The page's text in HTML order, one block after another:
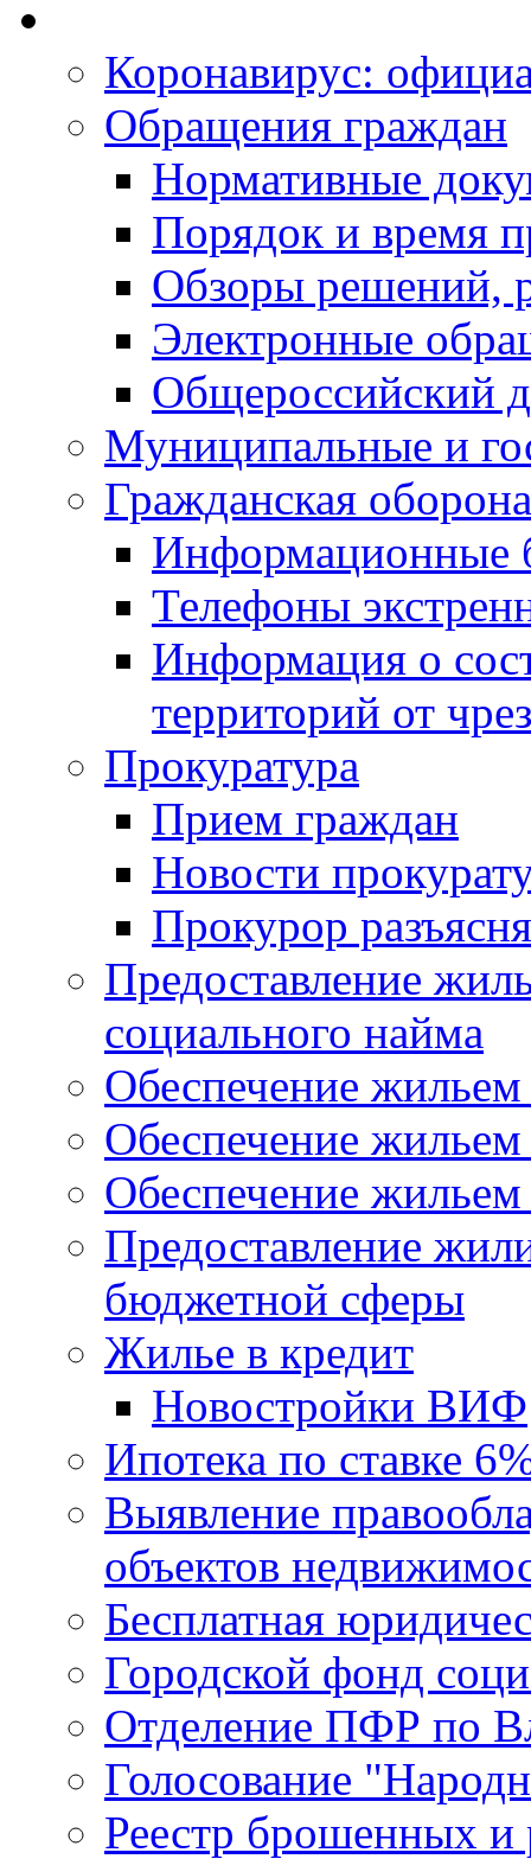
Коронавирус:
Обращения граждан
Нормативные
Порядок и время
Обзоры решений,
Электронные
Общероссийский
Муниципальные и
Гражданская
Информационные
Телефоны
Информация о
территорий от
Прокуратура
Прием граждан
Новости
Прокурор
Предоставление
социального найма
Обеспечение
Обеспечение
Обеспечение жильем
Предоставление
бюджетной сферы
Жилье в кредит
Новостройки ВИФ
Ипотека по ставке
Выявление
объектов
Бесплатная
Городской фонд
Отделение ПФР по
Голосование
Реестр брошенных и